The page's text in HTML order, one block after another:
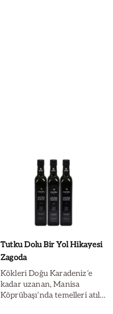
Tutku Dolu Bir Yol Hikayesi
Zagoda
Kökleri Doğu Karadeniz’e
kadar uzanan, Manisa
Köprübaşı’nda temelleri atılıp